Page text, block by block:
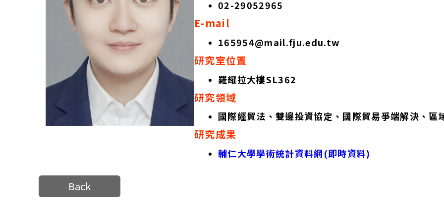
02-29052965
E-mail
165954@mail.fju.edu.tw
研究室位置
羅耀拉大樓SL362
研究領域
國際經貿法、雙邊投資協定、國際貿易爭端解決、區
研究成果
輔仁大學學術統計資料網(即時資料)
Back